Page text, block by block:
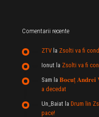
Comentarii recente
ZTV la Zsolti va fi
Ionut la Zsolti va fi
Sam la 𝐁𝐨𝐜𝐮ț 𝐀𝐧𝐝𝐫𝐞𝐢
a decedat
Un_Baiat la Drum lin
pace!